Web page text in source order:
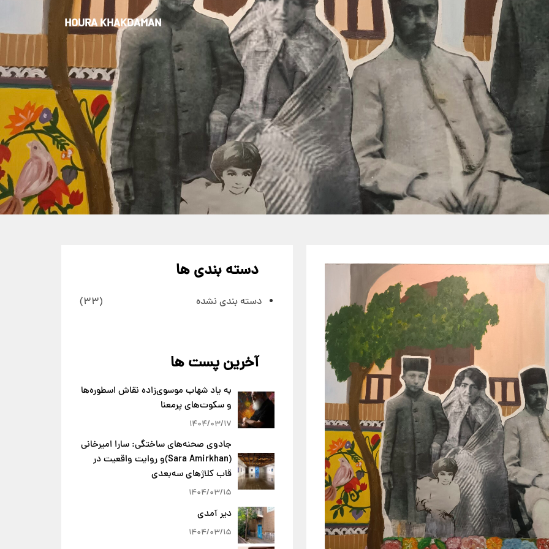
HOURA KHAKDAMAN
دسته بندی ها
دسته بندی نشده (33)
آخرین پست ها
به یاد شهاب موسوی‌زاده نقاش اسطوره‌ها
و سکوت‌های پرمعنا
1404/03/17
جادوی صحنه‌های ساختگی: سارا امیرخانی
(Sara Amirkhan)و روایت واقعیت در
قاب کلاژهای سه‌بعدی
1404/03/15
دیر آمدی
1404/03/15